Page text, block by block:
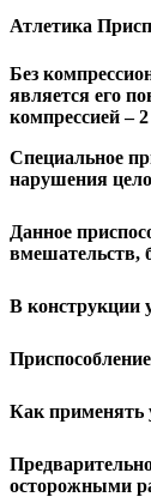
Атлетика
Без
является его
компрессией –
Специальное
нарушения
Данное
вмешательств,
В конструкции
Как применять
осторожными